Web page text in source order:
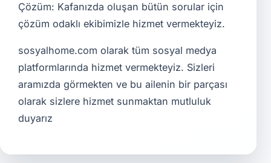
Çözüm: Kafanızda oluşan bütün sorular için
çözüm odaklı ekibimizle hizmet vermekteyiz.
sosyalhome.com olarak tüm sosyal medya
platformlarında hizmet vermekteyiz. Sizleri
aramızda görmekten ve bu ailenin bir parçası
olarak sizlere hizmet sunmaktan mutluluk
duyarız